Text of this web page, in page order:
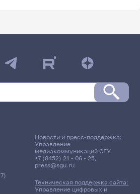
ОБНОВЛЕНИЯ:
НЕ ОБНОВЛЯЛОСЬ
Новости и пресс-поддержка:
Управление
медиакоммуникаций СГУ
+7 (8452) 21 - 06 - 25,
press@sgu.ru
Техническая поддержка сайта:
Управление цифровых и